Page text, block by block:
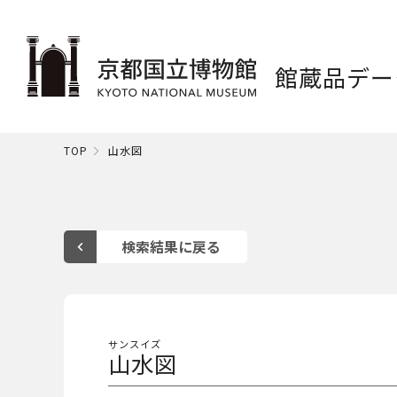
館蔵品デ
TOP 山水図
サンスイズ
山水図